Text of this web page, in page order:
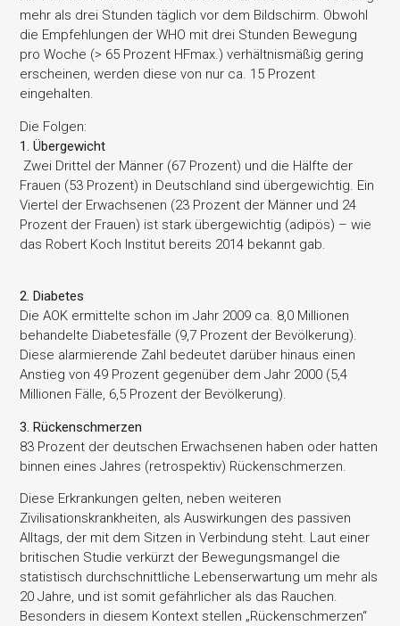
mehr als drei Stunden täglich vor dem Bildschirm. Obwohl
die Empfehlungen der WHO mit drei Stunden Bewegung
pro Woche (> 65 Prozent HFmax.) verhältnismäßig gering
erscheinen, werden diese von nur ca. 15 Prozent
eingehalten.
Die Folgen:
1. Übergewicht
Zwei Drittel der Männer (67 Prozent) und die Hälfte der
Frauen (53 Prozent) in Deutschland sind übergewichtig. Ein
Viertel der Erwachsenen (23 Prozent der Männer und 24
Prozent der Frauen) ist stark übergewichtig (adipös) – wie
das Robert Koch Institut bereits 2014 bekannt gab.
2. Diabetes
Die AOK ermittelte schon im Jahr 2009 ca. 8,0 Millionen
behandelte Diabetesfälle (9,7 Prozent der Bevölkerung).
Diese alarmierende Zahl bedeutet darüber hinaus einen
Anstieg von 49 Prozent gegenüber dem Jahr 2000 (5,4
Millionen Fälle, 6,5 Prozent der Bevölkerung).
3. Rückenschmerzen
83 Prozent der deutschen Erwachsenen haben oder hatten
binnen eines Jahres (retrospektiv) Rückenschmerzen.
Diese Erkrankungen gelten, neben weiteren
Zivilisationskrankheiten, als Auswirkungen des passiven
Alltags, der mit dem Sitzen in Verbindung steht. Laut einer
britischen Studie verkürzt der Bewegungsmangel die
statistisch durchschnittliche Lebenserwartung um mehr als
20 Jahre, und ist somit gefährlicher als das Rauchen.
Besonders in diesem Kontext stellen „Rückenschmerzen“